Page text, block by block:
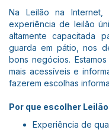
Na Leilão na Internet,
experiência de leilão
altamente capacitada
guarda em pátio, nos
bons negócios.
mais acessíveis e
fazerem escolhas
Por que escolher
Experiência de